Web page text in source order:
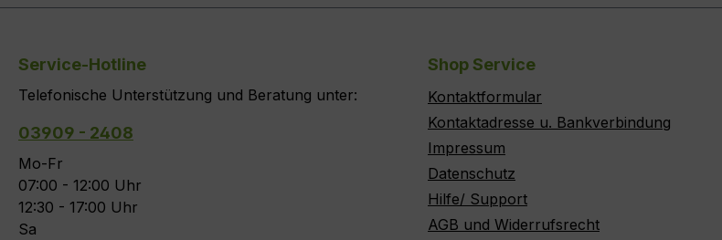
Service-Hotline
Telefonische Unterstützung und Beratung unter:
03909 - 2408
Mo-Fr
07:00 - 12:00 Uhr
12:30 - 17:00 Uhr
Sa
Shop Service
Kontaktformular
Kontaktadresse u. Bankverbindung
Impressum
Datenschutz
Hilfe/ Support
AGB und Widerrufsrecht